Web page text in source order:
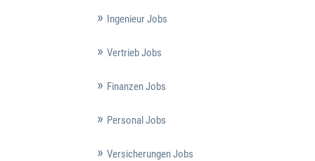
Ingenieur Jobs
Vertrieb Jobs
Finanzen Jobs
Personal Jobs
Versicherungen Jobs